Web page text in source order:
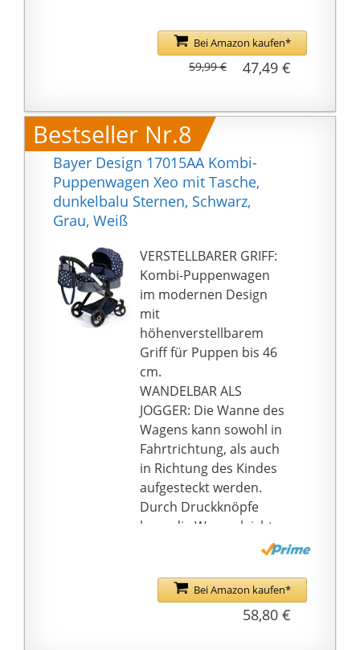
Bei Amazon kaufen*
47,49 €
59,99 €
Bestseller Nr.8
Bayer Design 17015AA Kombi-
Puppenwagen Xeo mit Tasche,
dunkelbalu Sternen, Schwarz,
Grau, Weiß
VERSTELLBARER GRIFF:
Kombi-Puppenwagen
im modernen Design
mit
höhenverstellbarem
Griff für Puppen bis 46
cm.
WANDELBAR ALS
JOGGER: Die Wanne des
Wagens kann sowohl in
Fahrtrichtung, als auch
in Richtung des Kindes
aufgesteckt werden.
Durch Druckknöpfe
kann die Wanne leicht
MIT
WANNENABDECKUNG:
Die Abdeckung der
Bei Amazon kaufen*
58,80 €